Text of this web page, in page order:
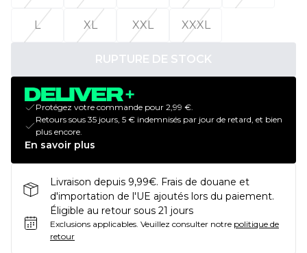
L XL XXL XXXL
RUPTURE DE STOCK
Protégez votre commande pour 2,99 €.
Retours sous 35 jours, 5 € indemnisés par jour de retard, et bien
plus encore.
En savoir plus
Livraison depuis 9,99€. Frais de douane et
d'importation de l'UE ajoutés lors du paiement.
Éligible au retour sous 21 jours
Exclusions applicables. Veuillez consulter notre politique de
retour